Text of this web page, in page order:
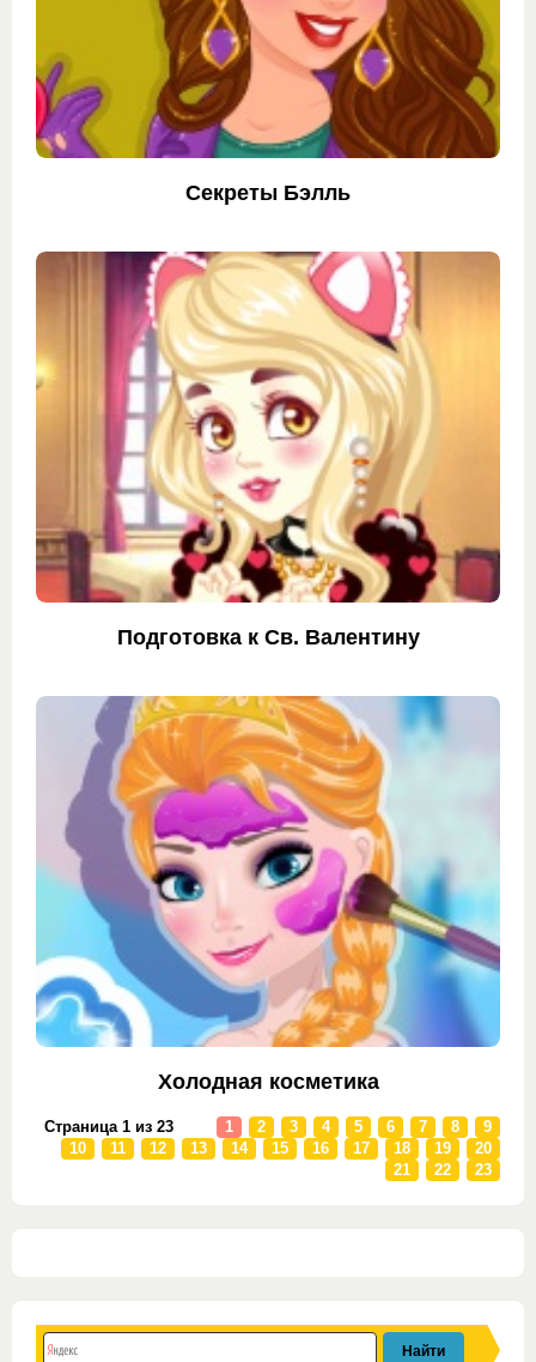
Секреты Бэлль
Подготовка к Св. Валентину
Холодная косметика
Страница 1 из 23 1 2 3 4 5 6 7 8
9
10
11 12 13 14 15 16 17 18 19
20
21
22 23